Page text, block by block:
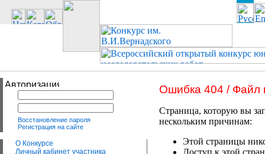
Восстановление пароля
Регистрация на сайте
О Конкурсе
Личный кабинет участника
Ошибка 404 / Файл
Страница, которую вы
нескольким причинам:
Этой страницы
Доступ к этой